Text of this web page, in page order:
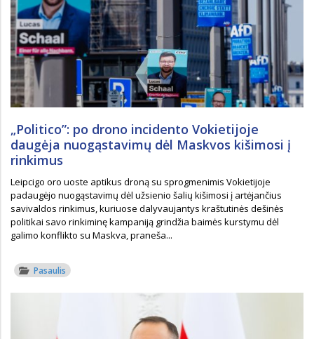
„Politico”: po drono incidento Vokietijoje
daugėja nuogąstavimų dėl Maskvos kišimosi į
rinkimus
Leipcigo oro uoste aptikus droną su sprogmenimis Vokietijoje
padaugėjo nuogąstavimų dėl užsienio šalių kišimosi į artėjančius
savivaldos rinkimus, kuriuose dalyvaujantys kraštutinės dešinės
politikai savo rinkiminę kampaniją grindžia baimės kurstymu dėl
galimo konflikto su Maskva, praneša...
Pasaulis